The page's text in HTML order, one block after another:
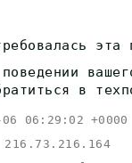
эта
в
06 06:29:02 +0000
216.73.216.164